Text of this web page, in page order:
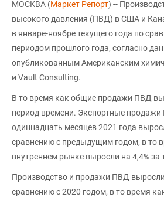
МОСКВА (Маркет Репорт) --
высокого давления (ПВД) в США и
в январе-ноябре текущего года по
периодом прошлого года, согласно
опубликованным Американским
и Vault Consulting.
В то время как общие продажи ПВД
период времени. Экспортные
одиннадцать месяцев 2021 года
сравнению с предыдущим годом, в то
внутреннем рынке выросли на 4,4% за
Производство и продажи ПВД
сравнению с 2020 годом, в то время